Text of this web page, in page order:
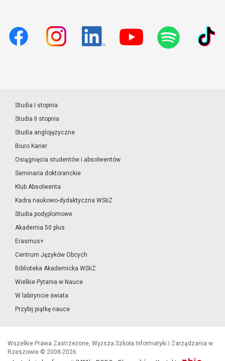
Studia I stopnia
Studia II stopnia
Studia anglojęzyczne
Biuro Karier
Osiągnięcia studentów i absolwentów
Seminaria doktoranckie
Klub Absolwenta
Kadra naukowo-dydaktyczna WSIiZ
Studia podyplomowe
Akademia 50 plus
Erasmus+
Centrum Języków Obcych
Biblioteka Akademicka WSIiZ
Wielkie Pytania w Nauce
W labiryncie świata
Przybij piątkę nauce
Wszelkie Prawa Zastrzeżone, Wyższa Szkoła Informatyki i Zarządzania w
Rzeszowie © 2008-2026